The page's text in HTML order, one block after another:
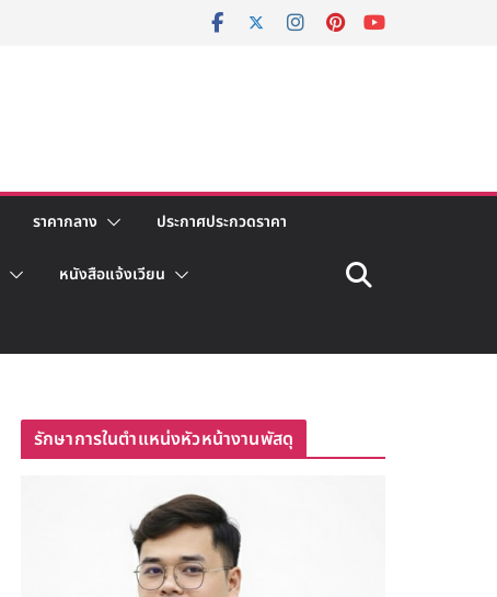
ราคากลาง ประกาศประกวดราคา
หนังสือแจ้งเวียน
รักษาการในตำแหน่งหัวหน้างานพัสดุ